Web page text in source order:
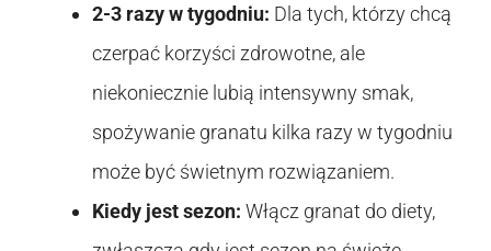
2-3 razy w tygodniu: Dla tych, którzy chcą
czerpać korzyści zdrowotne, ale
niekoniecznie lubią intensywny smak,
spożywanie granatu kilka razy w tygodniu
może być świetnym rozwiązaniem.
Kiedy jest sezon: Włącz granat do diety,